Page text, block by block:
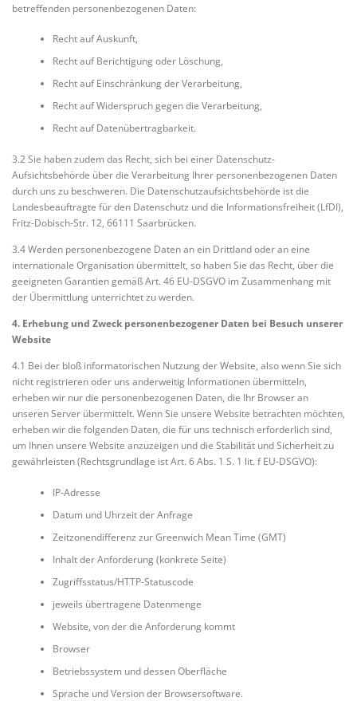
betreffenden personenbezogenen Daten:
Recht auf Auskunft,
Recht auf Berichtigung oder Löschung,
Recht auf Einschränkung der Verarbeitung,
Recht auf Widerspruch gegen die Verarbeitung,
Recht auf Datenübertragbarkeit.
3.2 Sie haben zudem das Recht, sich bei einer Datenschutz-
Aufsichtsbehörde über die Verarbeitung Ihrer personenbezogenen Daten
durch uns zu beschweren. Die Datenschutzaufsichtsbehörde ist die
Landesbeauftragte für den Datenschutz und die Informationsfreiheit (LfDI),
Fritz-Dobisch-Str. 12, 66111 Saarbrücken.
3.4 Werden personenbezogene Daten an ein Drittland oder an eine
internationale Organisation übermittelt, so haben Sie das Recht, über die
geeigneten Garantien gemäß Art. 46 EU-DSGVO im Zusammenhang mit
der Übermittlung unterrichtet zu werden.
4. Erhebung und Zweck personenbezogener Daten bei Besuch unserer
Website
4.1 Bei der bloß informatorischen Nutzung der Website, also wenn Sie sich
nicht registrieren oder uns anderweitig Informationen übermitteln,
erheben wir nur die personenbezogenen Daten, die Ihr Browser an
unseren Server übermittelt. Wenn Sie unsere Website betrachten möchten,
erheben wir die folgenden Daten, die für uns technisch erforderlich sind,
um Ihnen unsere Website anzuzeigen und die Stabilität und Sicherheit zu
gewährleisten (Rechtsgrundlage ist Art. 6 Abs. 1 S. 1 lit. f EU-DSGVO):
IP-Adresse
Datum und Uhrzeit der Anfrage
Zeitzonendifferenz zur Greenwich Mean Time (GMT)
Inhalt der Anforderung (konkrete Seite)
Zugriffsstatus/HTTP-Statuscode
jeweils übertragene Datenmenge
Website, von der die Anforderung kommt
Browser
Betriebssystem und dessen Oberfläche
Sprache und Version der Browsersoftware.